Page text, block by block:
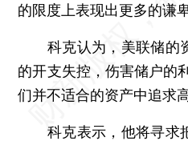
的限度上表现出更多的谦卑
科克认为，美联储的
的开支失控，伤害储户的
们并不适合的资产中追求高
科克表示，他将寻求